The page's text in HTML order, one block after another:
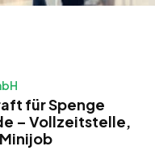
für Spenge
– Vollzeitstelle,